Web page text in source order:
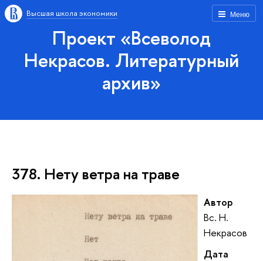
Меню
Высшая школа экономики
Проект «Всеволод
Некрасов. Литературный
архив»
378. Нету ветра на траве
Автор
Вс. Н.
Некрасов
Дата